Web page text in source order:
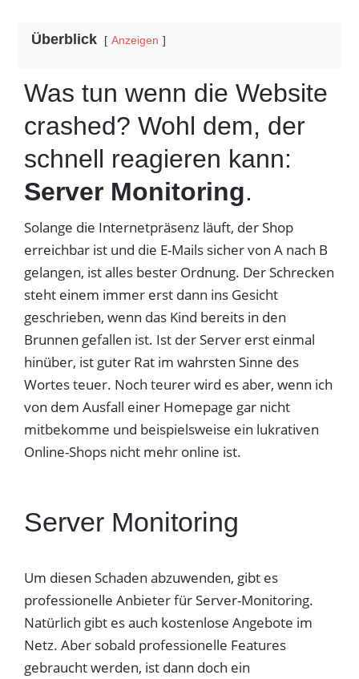
Überblick Anzeigen
Was tun wenn die Website
crashed? Wohl dem, der
schnell reagieren kann:
Server Monitoring.
Solange die Internetpräsenz läuft, der Shop
erreichbar ist und die E-Mails sicher von A nach B
gelangen, ist alles bester Ordnung. Der Schrecken
steht einem immer erst dann ins Gesicht
geschrieben, wenn das Kind bereits in den
Brunnen gefallen ist. Ist der Server erst einmal
hinüber, ist guter Rat im wahrsten Sinne des
Wortes teuer. Noch teurer wird es aber, wenn ich
von dem Ausfall einer Homepage gar nicht
mitbekomme und beispielsweise ein lukrativen
Online-Shops nicht mehr online ist.
Server Monitoring
Um diesen Schaden abzuwenden, gibt es
professionelle Anbieter für Server-Monitoring.
Natürlich gibt es auch kostenlose Angebote im
Netz. Aber sobald professionelle Features
gebraucht werden, ist dann doch ein